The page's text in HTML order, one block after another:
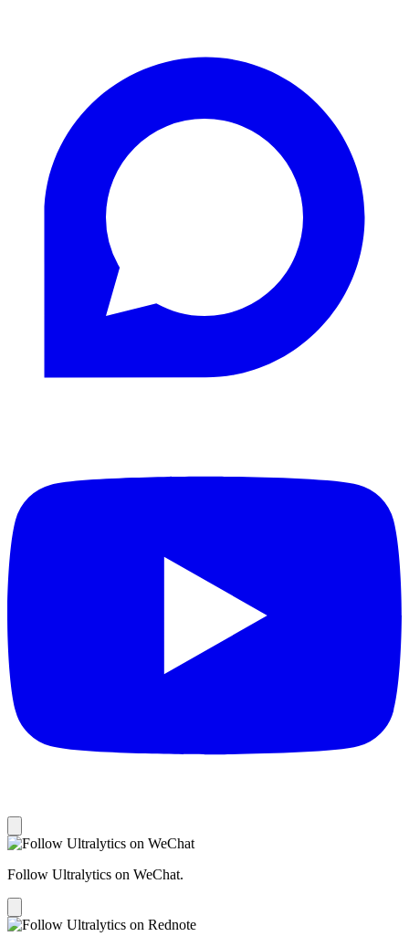
Follow Ultralytics on WeChat.